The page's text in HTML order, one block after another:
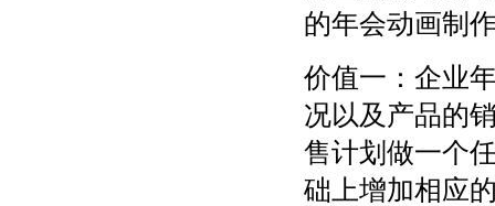
的年会动画制
价值一：企业
况以及产品的
售计划做一个
础上增加相应